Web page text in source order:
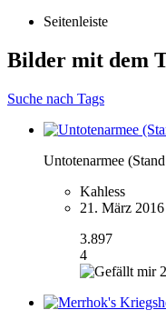
Seitenleiste
Bilder mit dem
Suche nach Tags
Untotenarmee
Kahless
21. März
3.897
4